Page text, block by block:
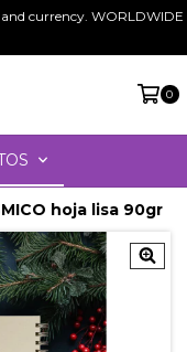
currency. WORLDWIDE
0
hoja lisa 90gr